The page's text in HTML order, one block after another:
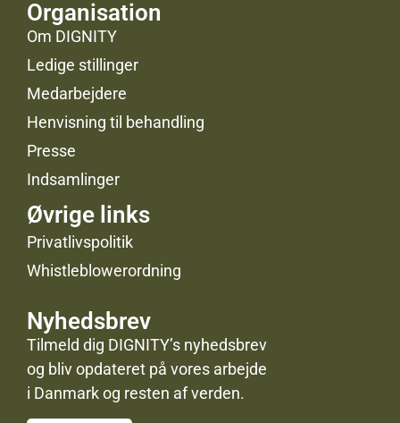
Organisation
Om DIGNITY
Ledige stillinger
Medarbejdere
Henvisning til behandling
Presse
Indsamlinger
Øvrige links
Privatlivspolitik
Whistleblowerordning
Nyhedsbrev
Tilmeld dig DIGNITY’s nyhedsbrev
og bliv opdateret på vores arbejde
i Danmark og resten af verden.